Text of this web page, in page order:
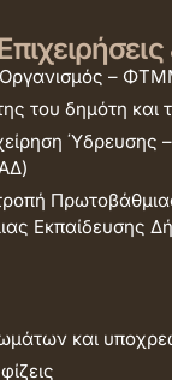
Οργανισμός –
του δημότη και
Ύδρευσης
Εκπαίδευσης
και